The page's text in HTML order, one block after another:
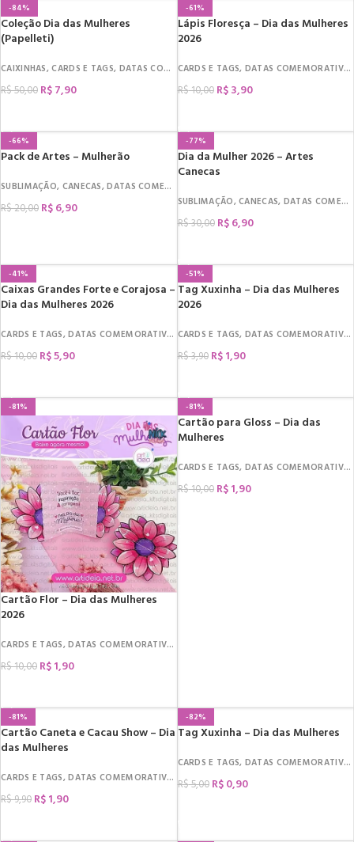
-84%
Coleção Dia das Mulheres
(Papelleti)
CAIXINHAS,CARDS E TAGS, DATAS COMEMORATIVAS ,DIA DA MULHER,MIMOS
R$50,00 R$7,90
-61%
Lápis Floresça – Dia das Mulheres
2026
CARDS E TAGS, DATAS COMEMORATIVAS
R$10,00 R$3,90
-66%
Pack de Artes – Mulherão
SUBLIMAÇÃO, CANECAS,DATAS COMEMORATIVAS
R$20,00 R$6,90
-77%
Dia da Mulher 2026 – Artes
Canecas
SUBLIMAÇÃO,CANECAS, DATAS COMEMORATIVAS
R$30,00 R$6,90
-41%
Caixas Grandes Forte e Corajosa –
Dia das Mulheres 2026
CARDS E TAGS,DATAS COMEMORATIVAS , DIA DA MULHER,MIMOS
R$10,00 R$5,90
-51%
Tag Xuxinha – Dia das Mulheres
2026
CARDS E TAGS, DATAS COMEMORATIVAS
R$3,90 R$1,90
-81%
Cartão Flor – Dia das Mulheres
2026
CARDS E TAGS,DATAS COMEMORATIVAS
R$10,00 R$1,90
-81%
Cartão para Gloss – Dia das
Mulheres
CARDS E TAGS, DATAS COMEMORATIVAS
R$10,00 R$1,90
-81%
Cartão Caneta e Cacau Show – Dia
das Mulheres
CARDS E TAGS,DATAS COMEMORATIVAS , DIA DA MULHER
R$9,90 R$1,90
-82%
Tag Xuxinha – Dia das Mulheres
CARDS E TAGS, DATAS COMEMORATIVAS
R$5,00 R$0,90